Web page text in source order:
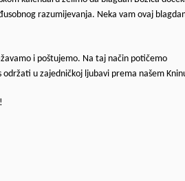
razumijevanja. Neka vam ovaj
i poštujemo. Na taj način potičemo
u zajedničkoj ljubavi prema našem